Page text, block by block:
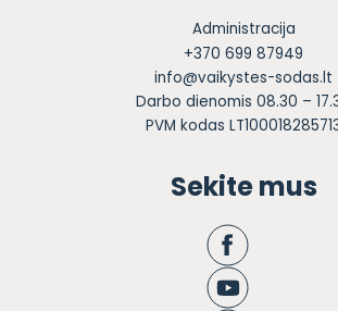
Administracija
+370 699 87949
info@vaikystes-sodas.lt
Darbo dienomis 08.30 –
PVM kodas
Sekite mus